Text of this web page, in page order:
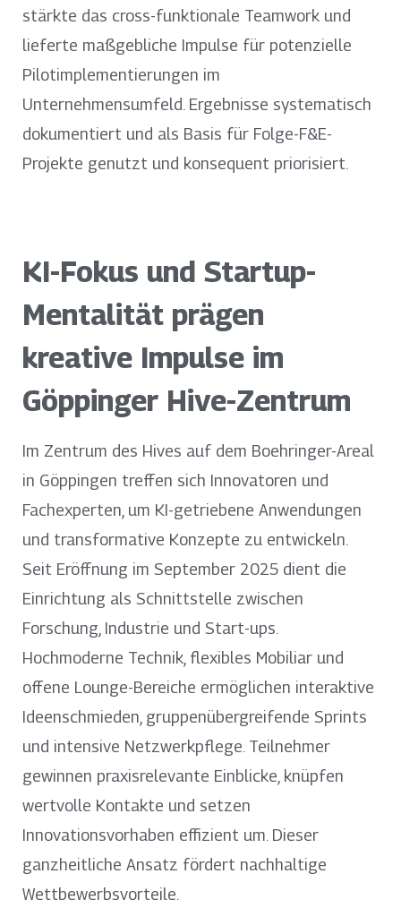
stärkte das cross-funktionale Teamwork und
lieferte maßgebliche Impulse für potenzielle
Pilotimplementierungen im
Unternehmensumfeld. Ergebnisse systematisch
dokumentiert und als Basis für Folge-F&E-
Projekte genutzt und konsequent priorisiert.
KI-Fokus und Startup-
Mentalität prägen
kreative Impulse im
Göppinger Hive-Zentrum
Im Zentrum des Hives auf dem Boehringer-Areal
in Göppingen treffen sich Innovatoren und
Fachexperten, um KI-getriebene Anwendungen
und transformative Konzepte zu entwickeln.
Seit Eröffnung im September 2025 dient die
Einrichtung als Schnittstelle zwischen
Forschung, Industrie und Start-ups.
Hochmoderne Technik, flexibles Mobiliar und
offene Lounge-Bereiche ermöglichen interaktive
Ideenschmieden, gruppenübergreifende Sprints
und intensive Netzwerkpflege. Teilnehmer
gewinnen praxisrelevante Einblicke, knüpfen
wertvolle Kontakte und setzen
Innovationsvorhaben effizient um. Dieser
ganzheitliche Ansatz fördert nachhaltige
Wettbewerbsvorteile.